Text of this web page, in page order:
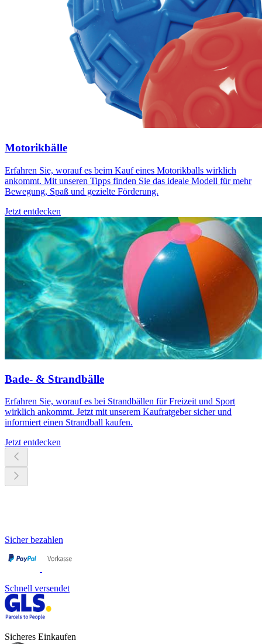
Motorikbälle
Erfahren Sie, worauf es beim Kauf eines Motorikballs wirklich
ankommt. Mit unseren Tipps finden Sie das ideale Modell für mehr
Bewegung, Spaß und gezielte Förderung.
Jetzt entdecken
Bade- & Strandbälle
Erfahren Sie, worauf es bei Strandbällen für Freizeit und Sport
wirklich ankommt. Jetzt mit unserem Kaufratgeber sicher und
informiert einen Strandball kaufen.
Jetzt entdecken
Sicher bezahlen
Schnell versendet
Sicheres Einkaufen